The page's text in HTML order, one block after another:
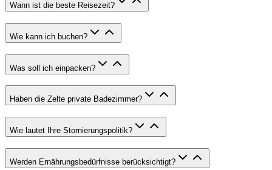
Wann ist die beste Reisezeit?
Wie kann ich buchen?
Was soll ich einpacken?
Haben die Zelte private Badezimmer?
Wie lautet Ihre Stornierungspolitik?
Werden Ernährungsbedürfnisse berücksichtigt?